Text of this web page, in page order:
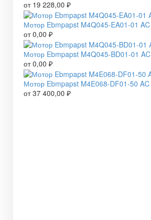
от 19 228,00 ₽
Мотор Ebmpapst M4Q045-EA01-01 AC
от0,00 ₽
Мотор Ebmpapst M4Q045-BD01-01 AC
от0,00 ₽
Мотор Ebmpapst M4E068-DF01-50 AC
от37 400,00 ₽